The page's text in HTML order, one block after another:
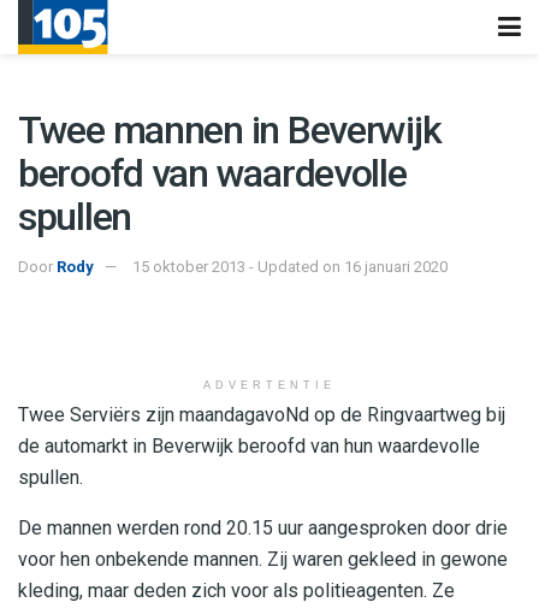
Twee mannen in Beverwijk
beroofd van waardevolle
spullen
Door Rody 15 oktober 2013 - Updated on 16 januari 2020
ADVERTENTIE
Twee Serviërs zijn maandagavoNd op de Ringvaartweg bij
de automarkt in Beverwijk beroofd van hun waardevolle
spullen.
De mannen werden rond 20.15 uur aangesproken door drie
voor hen onbekende mannen. Zij waren gekleed in gewone
kleding, maar deden zich voor als politieagenten. Ze